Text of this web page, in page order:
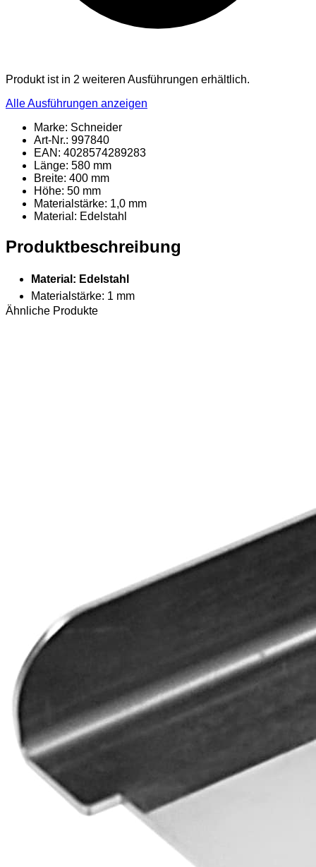
Produkt ist in 2 weiteren Ausführungen erhältlich.
Alle Ausführungen anzeigen
Marke: Schneider
Art-Nr.: 997840
EAN: 4028574289283
Länge: 580 mm
Breite: 400 mm
Höhe: 50 mm
Materialstärke: 1,0 mm
Material : Edelstahl
Produktbeschreibung
Material: Edelstahl
Materialstärke: 1 mm
Ähnliche Produkte